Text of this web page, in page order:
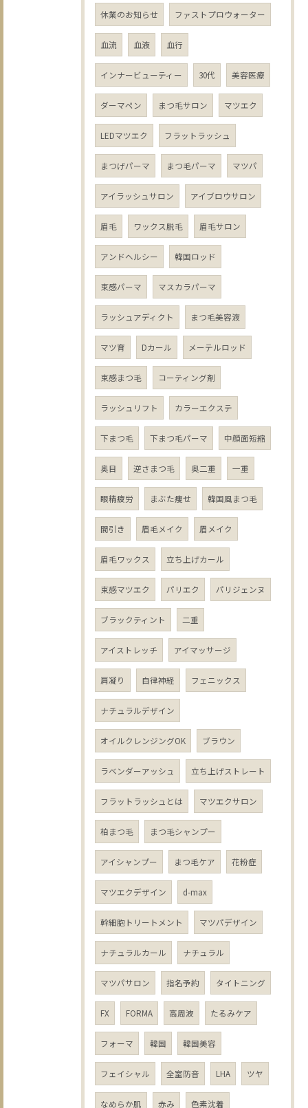
休業のお知らせ ファストプロウォーター
血流 血液 血行
インナービューティー 30代 美容医療
ダーマペン まつ毛サロン マツエク
LEDマツエク フラットラッシュ
まつげパーマ まつ毛パーマ マツパ
アイラッシュサロン アイブロウサロン
眉毛 ワックス脱毛 眉毛サロン
アンドヘルシー 韓国ロッド
束感パーマ マスカラパーマ
ラッシュアディクト まつ毛美容液
マツ育 Dカール メーテルロッド
束感まつ毛 コーティング剤
ラッシュリフト カラーエクステ
下まつ毛 下まつ毛パーマ 中顔面短縮
奥目 逆さまつ毛 奥二重 一重
眼精疲労 まぶた痩せ 韓国風まつ毛
間引き 眉毛メイク 眉メイク
眉毛ワックス 立ち上げカール
束感マツエク パリエク パリジェンヌ
ブラックティント 二重
アイストレッチ アイマッサージ
肩凝り 自律神経 フェニックス
ナチュラルデザイン
オイルクレンジングOK ブラウン
ラベンダーアッシュ 立ち上げストレート
フラットラッシュとは マツエクサロン
柏まつ毛 まつ毛シャンプー
アイシャンプー まつ毛ケア 花粉症
マツエクデザイン d-max
幹細胞トリートメント マツパデザイン
ナチュラルカール ナチュラル
マツパサロン 指名予約 タイトニング
FX FORMA 高周波 たるみケア
フォーマ 韓国 韓国美容
フェイシャル 全室防音 LHA ツヤ
なめらか肌 赤み 色素沈着